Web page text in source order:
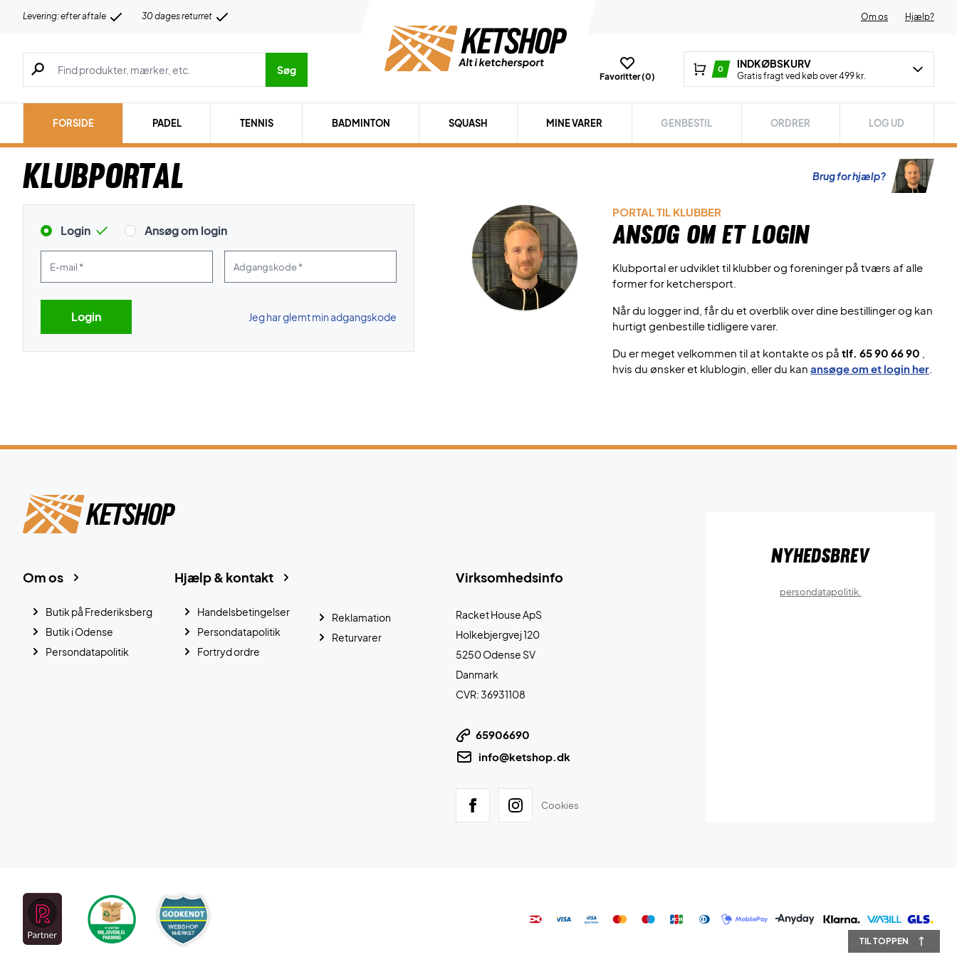
TIL TOPPEN
Levering: efter aftale 30 dages returret Om os Hjælp?
Søg efter produkter, mærker etc.
Søg
Favoritter (0)
0 INDKØBSKURV
Gratis fragt ved køb over 499 kr.
FORSIDE PADEL TENNIS BADMINTON SQUASH MINE VARER GENBESTIL ORDRER LOG UD
Klubportal Brug for hjælp?
Login Ansøg om login
Jeg har glemt min adgangskode
PORTAL TIL KLUBBER
Ansøg om et login
Klubportal er udviklet til klubber og foreninger på tværs af alle
former for ketchersport.
Når du logger ind, får du et overblik over dine bestillinger og kan
hurtigt genbestille tidligere varer.
Du er meget velkommen til at kontakte os på tlf. 65 90 66 90
hvis du ønsker et klublogin, eller du kan ansøge om et login her
Virksomhedsinfo
Racket House ApS
Holkebjergvej 120
5250 Odense SV
Danmark
CVR: 36931108
65906690
info@ketshop.dk
Cookies
Hjælp & kontakt
Handelsbetingelser
Persondatapolitik
Fortryd ordre
Reklamation
Returvarer
Om os
Butik på Frederiksberg
Butik i Odense
Persondatapolitik
Nyhedsbrev
persondatapolitik.